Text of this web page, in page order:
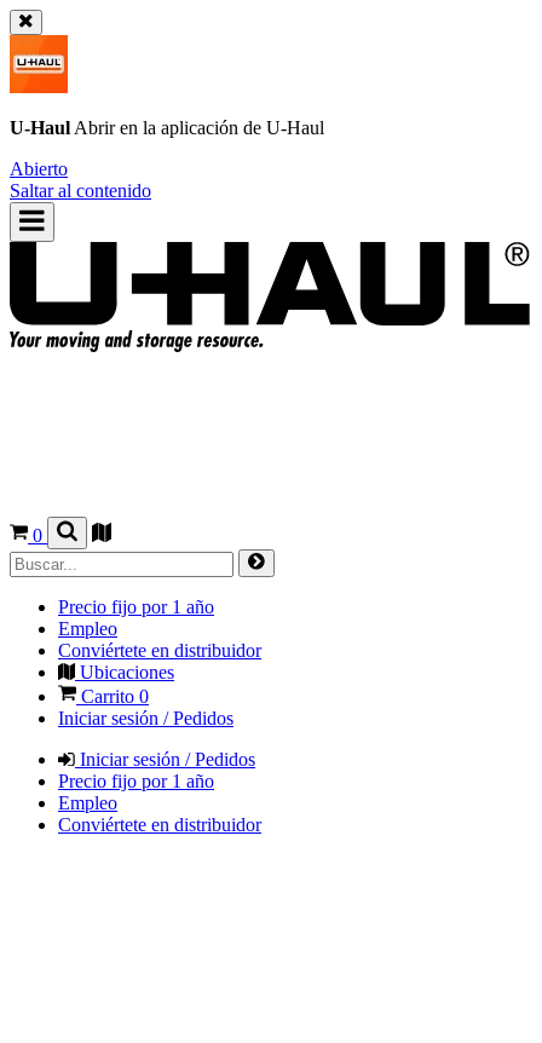
U-Haul Abrir en la aplicación de U-Haul
Abierto
Saltar al contenido
0
Precio fijo por 1 año
Empleo
Conviértete en distribuidor
Ubicaciones
Carrito 0
Iniciar sesión / Pedidos
Iniciar sesión / Pedidos
Precio fijo por 1 año
Empleo
Conviértete en distribuidor